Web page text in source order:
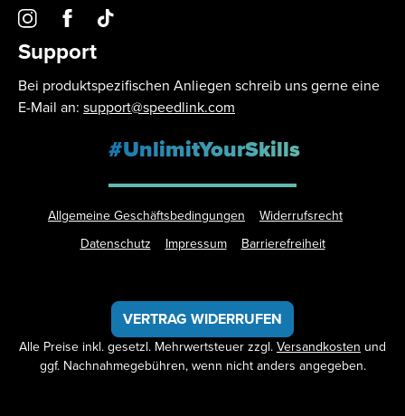
Support
Bei produktspezifischen Anliegen schreib uns gerne eine
E-Mail an: support@speedlink.com
#UnlimitYourSkills
Allgemeine Geschäftsbedingungen
Widerrufsrecht
Datenschutz
Impressum Barrierefreiheit
VERTRAG WIDERRUFEN
Alle Preise inkl. gesetzl. Mehrwertsteuer zzgl.Versandkosten und
ggf. Nachnahmegebühren, wenn nicht anders angegeben.